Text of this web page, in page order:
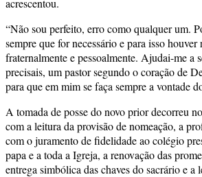
acrescentou.
“Não sou perfeito, erro como qualquer um.
sempre que for necessário e para isso
fraternalmente e pessoalmente. Ajudai-me a
precisais, um pastor segundo o coração de
para que em mim se faça sempre a vontade
A tomada de posse do novo prior decorreu
com a leitura da provisão de nomeação, a
com o juramento de fidelidade ao colégio
papa e a toda a Igreja, a renovação das
entrega simbólica das chaves do sacrário e a